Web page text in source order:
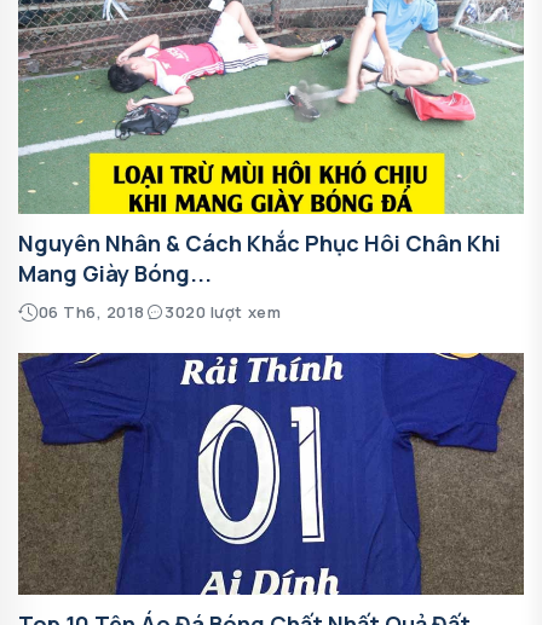
Nguyên Nhân & Cách Khắc Phục Hôi Chân Khi
Mang Giày Bóng...
06 Th6, 2018 3020 lượt xem